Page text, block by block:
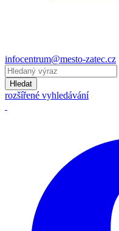
infocentrum@mesto-zatec.cz
Hledat
rozšířené vyhledávání